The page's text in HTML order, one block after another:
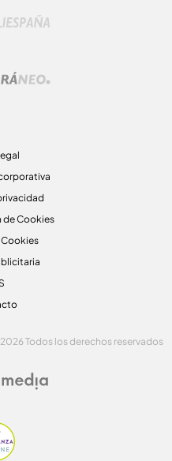
Cookies
Todos los derechos reservados